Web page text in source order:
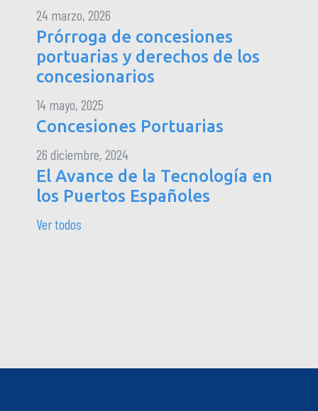
24 marzo, 2026
Prórroga de concesiones
portuarias y derechos de los
concesionarios
14 mayo, 2025
Concesiones Portuarias
26 diciembre, 2024
El Avance de la Tecnología en
los Puertos Españoles
Ver todos